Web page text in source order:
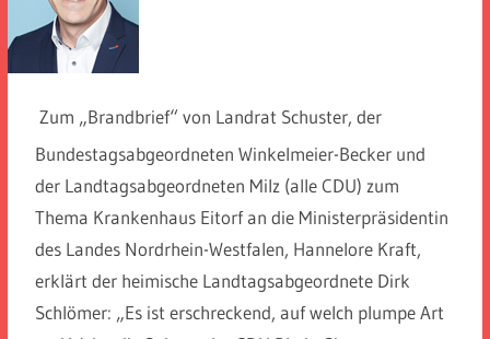
Zum „Brandbrief“ von Landrat Schuster, der
Bundestagsabgeordneten Winkelmeier-Becker und
der Landtagsabgeordneten Milz (alle CDU) zum
Thema Krankenhaus Eitorf an die Ministerpräsidentin
des Landes Nordrhein-Westfalen, Hannelore Kraft,
erklärt der heimische Landtagsabgeordnete Dirk
Schlömer: „Es ist erschreckend, auf welch plumpe Art